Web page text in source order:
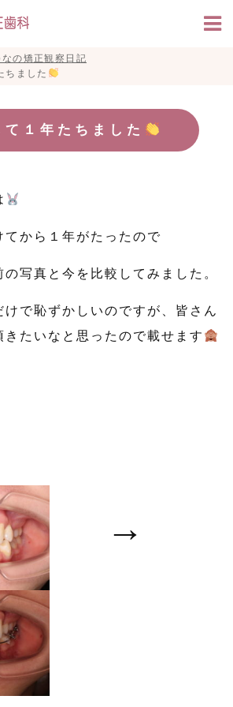
なの矯正観察日記
ちました
て１年たちました
てから１年がたったので
の写真と今を比較してみました。
で恥ずかしいのですが、皆さん
きたいなと思ったので載せます
5-31
→